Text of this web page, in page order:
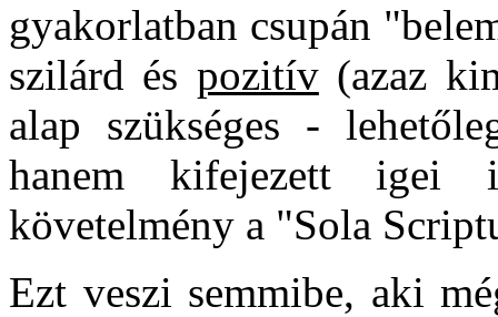
gyakorlatban csupán
szilárd és pozitív(azaz
alap szükséges -
hanem kifejezett igei
követelmény a "Sola
Ezt veszi semmibe, aki